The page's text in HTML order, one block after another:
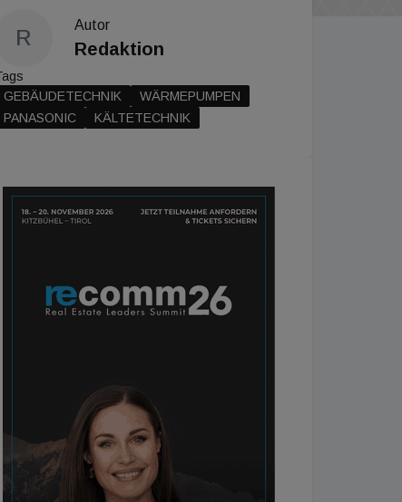
R
Autor
Redaktion
GEBÄUDETECHNIK
WÄRMEPUMPEN
PANASONIC
KÄLTETECHNIK